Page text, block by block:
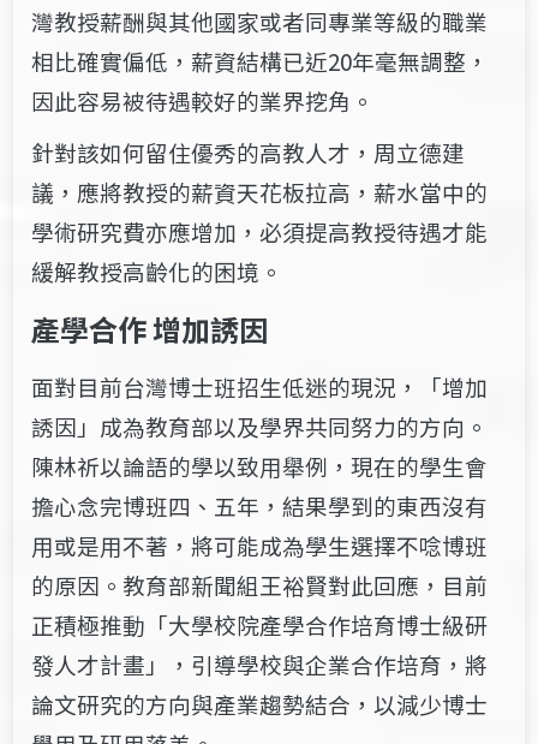
灣教授薪酬與其他國家或者同專業等級的職業
相比確實偏低，薪資結構已近20年毫無調整，
因此容易被待遇較好的業界挖角。
針對該如何留住優秀的高教人才，周立德建
議，應將教授的薪資天花板拉高，薪水當中的
學術研究費亦應增加，必須提高教授待遇才能
緩解教授高齡化的困境。
產學合作 增加誘因
面對目前台灣博士班招生低迷的現況，「增加
誘因」成為教育部以及學界共同努力的方向。
陳林祈以論語的學以致用舉例，現在的學生會
擔心念完博班四、五年，結果學到的東西沒有
用或是用不著，將可能成為學生選擇不唸博班
的原因。 教育部新聞組王裕賢對此回應， 目前
正積極推動「大學校院產學合作培育博士級研
發人才計畫」，引導學校與企業合作培育 ，將
論文研究的方向與產業趨勢結合，以減少博士